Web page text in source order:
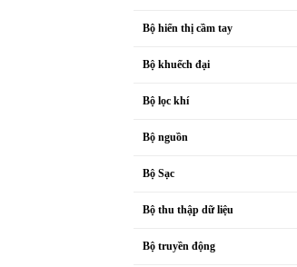
Bộ hiển thị cầm tay
Bộ khuếch đại
Bộ lọc khí
Bộ nguồn
Bộ Sạc
Bộ thu thập dữ liệu
Bộ truyền động